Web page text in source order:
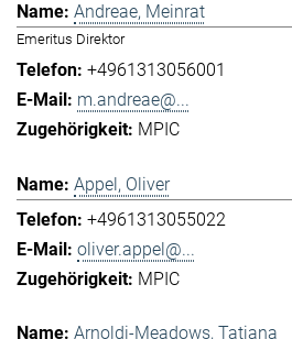
Andreae, Meinrat
Emeritus Direktor
+4961313056001
m.andreae@...
MPIC
Appel, Oliver
+4961313055022
oliver.appel@...
MPIC
Arnoldi-Meadows, Tatjana